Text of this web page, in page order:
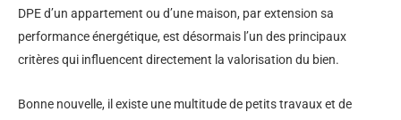
DPE d’un appartement ou d’une maison, par extension sa
performance énergétique, est désormais l’un des principaux
critères qui influencent directement la valorisation du bien.
Bonne nouvelle, il existe une multitude de petits travaux et de